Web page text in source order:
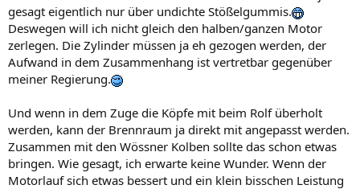
gesagt eigentlich nur über undichte Stößelgummis.
Deswegen will ich nicht gleich den halben/ganzen Motor
zerlegen. Die Zylinder müssen ja eh gezogen werden, der
Aufwand in dem Zusammenhang ist vertretbar gegenüber
meiner Regierung.
Und wenn in dem Zuge die Köpfe mit beim Rolf überholt
werden, kann der Brennraum ja direkt mit angepasst werden.
Zusammen mit den Wössner Kolben sollte das schon etwas
bringen. Wie gesagt, ich erwarte keine Wunder. Wenn der
Motorlauf sich etwas bessert und ein klein bisschen Leistung